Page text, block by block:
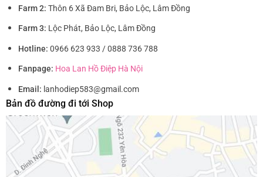
Farm 2: Thôn 6 Xã Đam Bri, Bảo Lộc, Lâm Đồng
Farm 3: Lộc Phát, Bảo Lộc, Lâm Đồng
Hotline: 0966 623 933 / 0888 736 788
Fanpage: Hoa Lan Hồ Điệp Hà Nội
Email: lanhodiep583@gmail.com
Bản đồ đường đi tới Shop